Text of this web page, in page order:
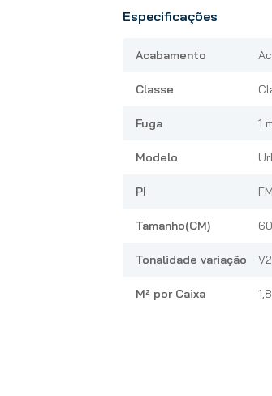
Especificações
Acabamento
Classe
Fuga 1
Modelo
PI
Tamanho(CM)
Tonalidade variação V2
M² por Caixa